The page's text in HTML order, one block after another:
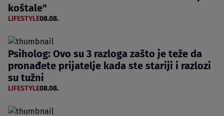
koštale"
LIFESTYLE08.08.
Psiholog: Ovo su 3 razloga zašto je teže da
pronađete prijatelje kada ste stariji i razlozi
su tužni
LIFESTYLE08.08.